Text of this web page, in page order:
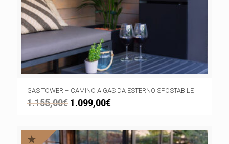
GAS TOWER – CAMINO A GAS DA ESTERNO SPOSTABILE
1.155,00€ 1.099,00€